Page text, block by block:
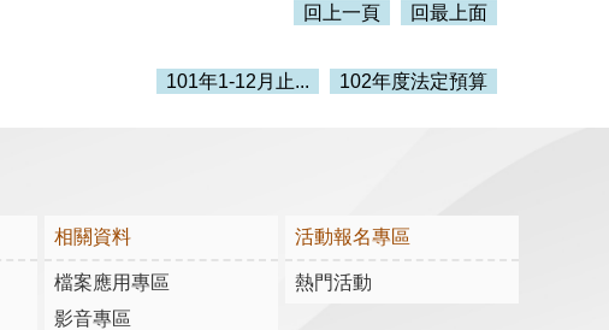
回上一頁 回最上面
101年1-12月止... 102年度法定預算
相關資料
檔案應用專區
影音專區
活動報名專區
熱門活動